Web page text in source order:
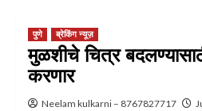
पुणे ब्रेकिंग न्यूज़
मुळशीचे चित्र
करणार
Neelam kulkarni – 8767827717